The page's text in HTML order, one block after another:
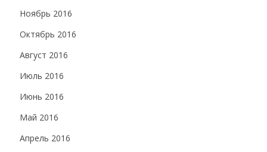
Ноябрь 2016
Октябрь 2016
Август 2016
Июль 2016
Июнь 2016
Май 2016
Апрель 2016